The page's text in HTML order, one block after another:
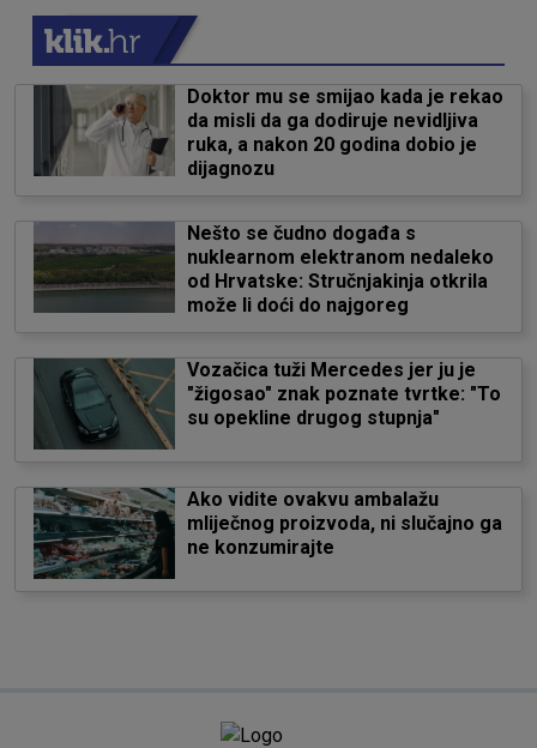
Doktor mu se smijao kada je rekao
da misli da ga dodiruje nevidljiva
ruka, a nakon 20 godina dobio je
dijagnozu
Nešto se čudno događa s
nuklearnom elektranom nedaleko
od Hrvatske: Stručnjakinja otkrila
može li doći do najgoreg
Vozačica tuži Mercedes jer ju je
"žigosao" znak poznate tvrtke: "To
su opekline drugog stupnja"
Ako vidite ovakvu ambalažu
mliječnog proizvoda, ni slučajno ga
ne konzumirajte